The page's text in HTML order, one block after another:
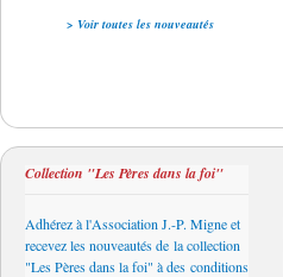
> Voir toutes les nouveautés
Collection "Les Pères dans la foi"
Adhérez à l'Association J.-P. Migne et
recevez les nouveautés de la collection
"Les Pères dans la foi" à des conditions